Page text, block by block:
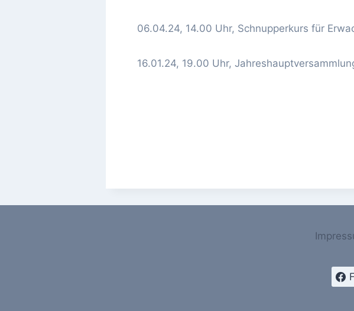
06.04.24, 14.00 Uhr, Schnupperkurs für
16.01.24, 19.00 Uhr,